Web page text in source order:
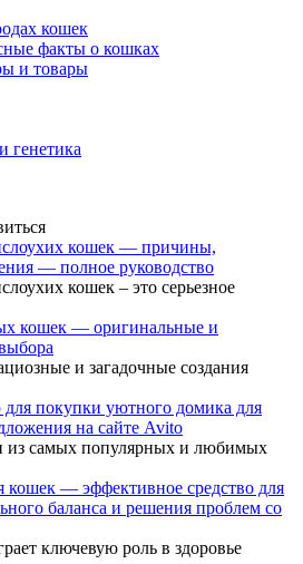
кошек
факты о кошках
и товары
генетика
кошек — причины,
— полное руководство
кошек – это серьезное
кошек — оригинальные и
и загадочные создания
покупки уютного домика для
на сайте Avito
из самых популярных и любимых
кошек — эффективное средство для
баланса и решения проблем со
ключевую роль в здоровье